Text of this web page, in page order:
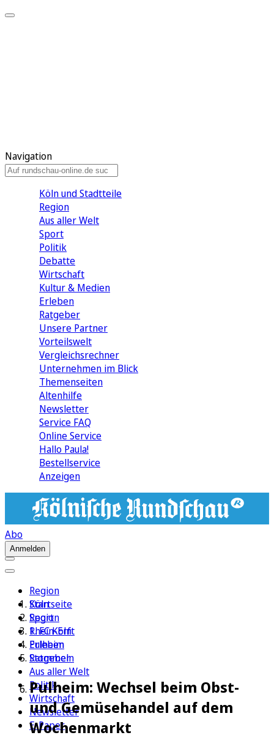
Navigation
Köln und Stadtteile
Region
Aus aller Welt
Sport
Politik
Debatte
Wirtschaft
Kultur & Medien
Erleben
Ratgeber
Unsere Partner
Vorteilswelt
Vergleichsrechner
Unternehmen im Blick
Themenseiten
Altenhilfe
Newsletter
Service FAQ
Online Service
Hallo Paula!
Bestellservice
Anzeigen
Abo
Anmelden
Region
Köln
Sport
1. FC Köln
Erleben
Ratgeber
Aus aller Welt
Politik
Wirtschaft
Newsletter
E-Paper
Startseite
Region
Rhein-Erft
Pulheim
Stommeln
Pulheim: Wechsel beim Obst-
und Gemüsehandel auf dem
Wochenmarkt